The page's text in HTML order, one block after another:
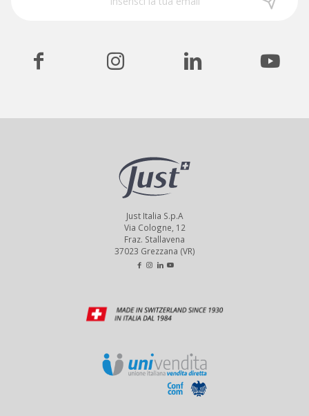
Just Italia S.p.A
Via Cologne, 12
Fraz. Stallavena
37023 Grezzana (VR)